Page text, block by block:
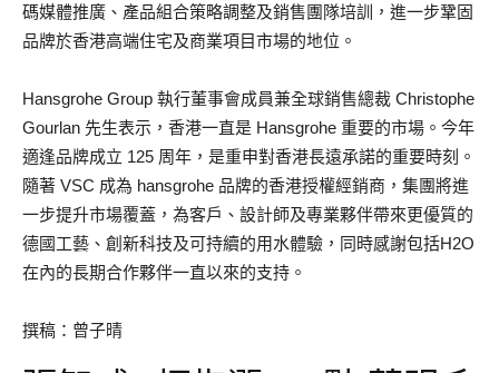
碼媒體推廣、產品組合策略調整及銷售團隊培訓，進一步鞏固
品牌於香港高端住宅及商業項目市場的地位。
Hansgrohe Group 執行董事會成員兼全球銷售總裁 Christophe
Gourlan 先生表示，香港一直是 Hansgrohe 重要的市場。今年
適逢品牌成立 125 周年，是重申對香港長遠承諾的重要時刻。
隨著 VSC 成為 hansgrohe 品牌的香港授權經銷商，集團將進
一步提升市場覆蓋，為客戶、設計師及專業夥伴帶來更優質的
德國工藝、創新科技及可持續的用水體驗，同時感謝包括H2O
在內的長期合作夥伴一直以來的支持。
撰稿：曾子晴